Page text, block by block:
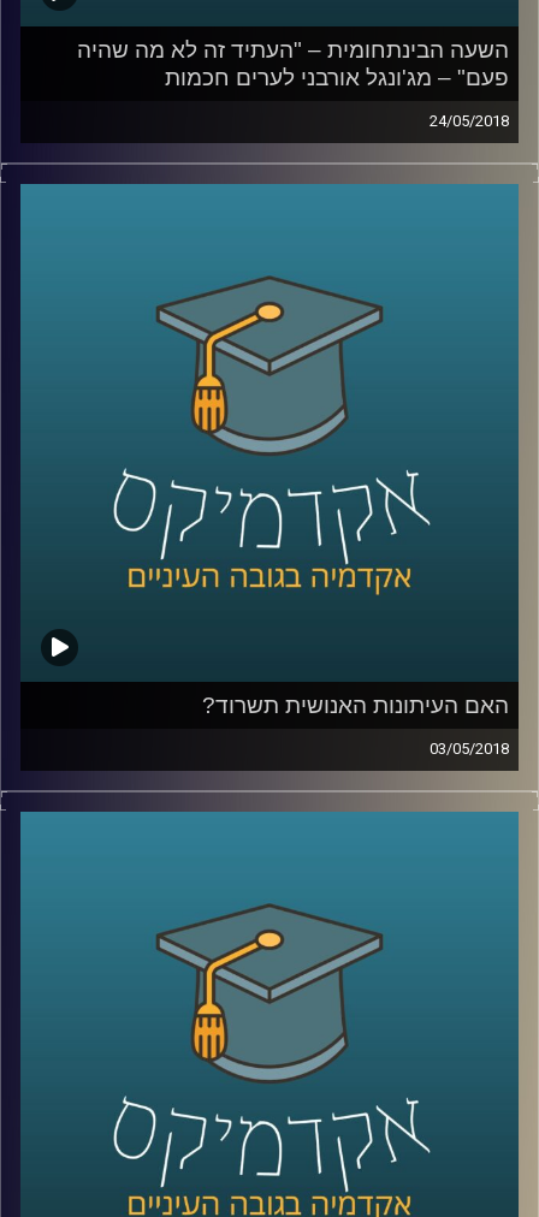
השעה הבינתחומית – "העתיד זה לא מה שהיה
פעם" – מג'ונגל אורבני לערים חכמות
24/05/2018
העידן הנוכחי מביא עמו נהירה אנושית אדירה
ניערך כראוי ליום הזה אנו עלולים למצוא עצמנו
בתרחיש אימים של אלימות גואה ברחובות
ומובלעות פשיעה.
פרופ' יואב יאיר מסביר כיצד יש להתמודד עם
האתגרים הללו ומפרט על המדד לערים חכמות
שפיתח וכיצד באמצעות שילוב של טכנולוגיה,
חדשנות וחינוך נוכל להפוך ביחד את הג'ונגל
האורבני הצפוף למקום שטוב יותר לחיות בו
האם העיתונות האנושית תשרוד?
03/05/2018
ראיון מיוחד עם נעם למלשטריך-לטר לרגל צאת
של העיתונות בעידן הבינה המלאכותית? כיצד
האופן שבו אנו צורכים מידע מעצב מחדש את
הסיפור העיתונאי ולמה עדיף לשלוח רובוט
לסקר שדה קרב מדמם?
AudioVersity